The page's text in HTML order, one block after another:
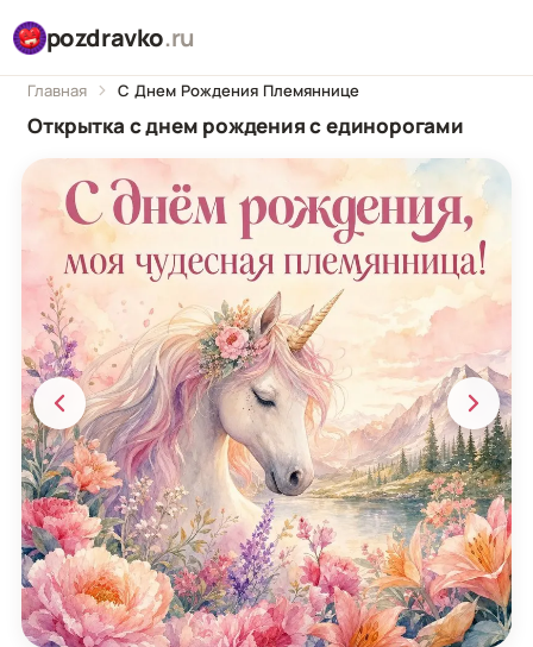
pozdravko.ru
Главная С Днем Рождения Племяннице
Открытка с днем рождения с единорогами